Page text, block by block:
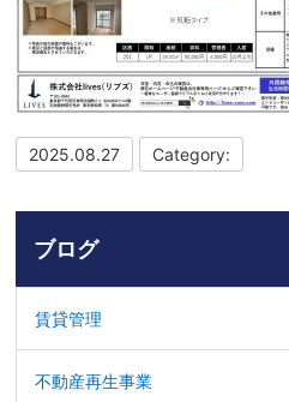
2025.08.27 Category:
ブログ
賃貸管理
不動産再生事業